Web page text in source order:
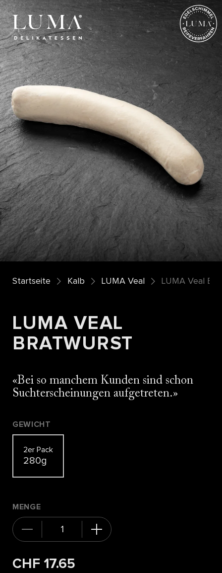
Startseite Kalb LUMA Veal LUMA Veal
LUMA VEAL
BRATWURST
Bei so manchem Kunden sind schon
Suchterscheinungen aufgetreten.
GEWICHT
2er Pack
280g
MENGE
CHF 17.65